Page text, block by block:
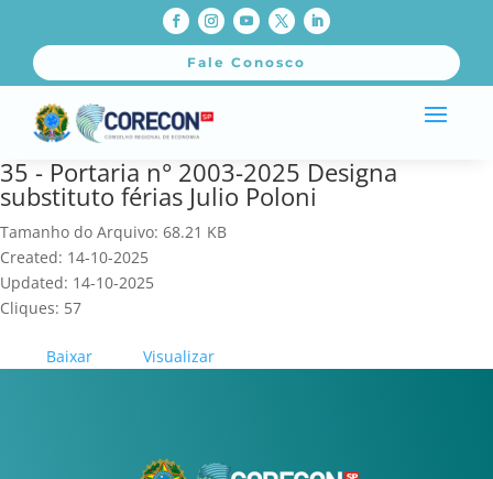
Fale Conosco
35 - Portaria n° 2003-2025 Designa
substituto férias Julio Poloni
Tamanho do Arquivo: 68.21 KB
Created: 14-10-2025
Updated: 14-10-2025
Cliques: 57
Baixar Visualizar